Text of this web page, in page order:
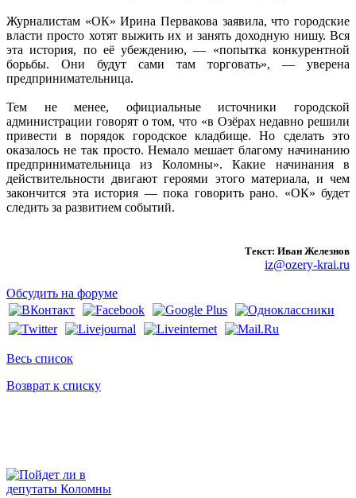
Журналистам «ОК» Ирина Первакова заявила, что городские
власти просто хотят выжить их и занять доходную нишу. Вся
эта история, по её убеждению, — «попытка конкурентной
борьбы. Они будут сами там торговать», — уверена
предпринимательница.
Тем не менее, официальные источники городской
администрации говорят о том, что «в Озёрах недавно решили
привести в порядок городское кладбище. Но сделать это
оказалось не так просто. Немало мешает благому начинанию
предпринимательница из Коломны». Какие начинания в
действительности двигают героями этого материала, и чем
закончится эта история — пока говорить рано. «ОК» будет
следить за развитием событий.
Текст: Иван Железнов
iz@ozery-krai.ru
Обсудить на форуме
Весь список
Возврат к списку